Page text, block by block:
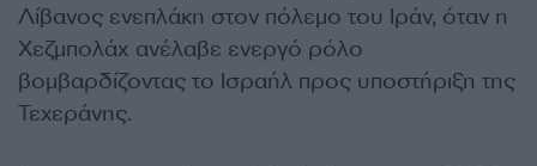
Λίβανος ενεπλάκη στον πόλεμο του Ιράν, όταν η
Χεζμπολάχ ανέλαβε ενεργό ρόλο
βομβαρδίζοντας το Ισραήλ προς υποστήριξη της
Τεχεράνης.